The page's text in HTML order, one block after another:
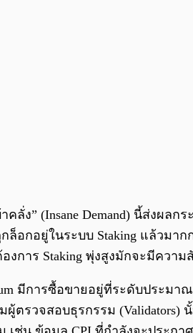
ลั่ง” (Insane Demand) นี้ส่งผล
อกอยู่ในระบบ Staking แล้วมาก
งการ Staking พุ่งสูงมักจะมีควา
มีการซื้อขายอยู่ที่ระดับประมาณ
มผู้ตรวจสอบธุรกรรม